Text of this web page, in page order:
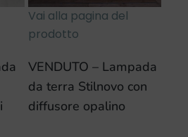
Vai alla pagina del
prodotto
VENDUTO – Lampada
da terra Stilnovo con
diffusore opalino